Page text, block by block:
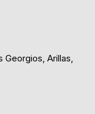
Georgios, Arillas,